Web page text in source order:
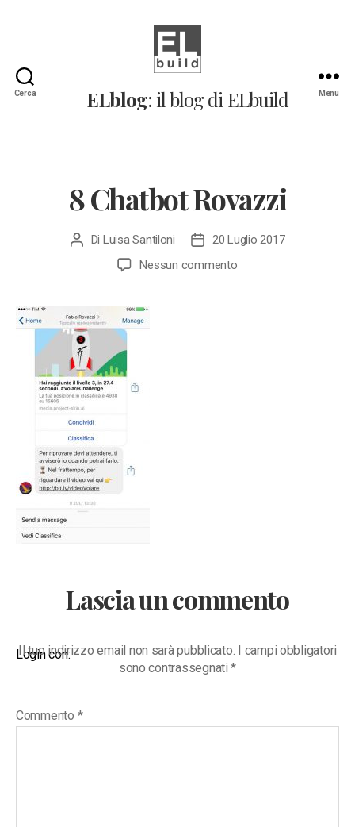
Cerca
Il
blog
ELblog: il blog di ELbuild Menu
8 Chatbot Rovazzi
Autore
Di Luisa Santiloni
Data
dell'articolo
20 Luglio 2017
Nessun commentosu
Lascia un commento
Login con:
Il tuo indirizzo email non sarà pubblicato. I campi obbligatori
sono contrassegnati*
Commento *